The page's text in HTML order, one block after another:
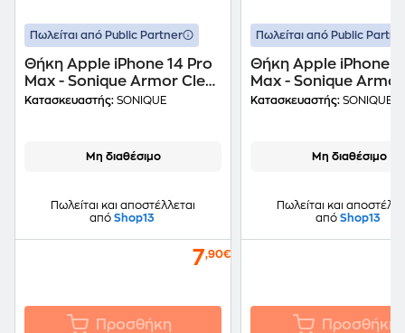
Πωλείται από Public Partner
Θήκη Apple iPhone 14 Pro
Max - Sonique Armor Clear
- Shiny Κόκκινο
Κατασκευαστής: SONIQUE
Μη διαθέσιμο
Πωλείται και αποστέλλεται
από Shop13
7,90€
Προσθήκη
Πωλείται από Public
Θήκη Apple iPhone
Max - Sonique
- Shiny Ροζ
Κατασκευαστής: SONIQUE
Μη διαθέσιμο
Πωλείται και
από Shop13
Προσθήκη